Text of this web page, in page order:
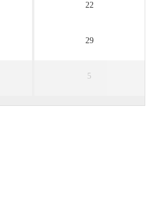
22
29
5